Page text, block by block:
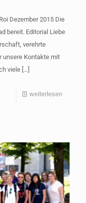
Dezember 2015 Die
bereit. Editorial Liebe
verehrte
unsere Kontakte mit
viele […]
weiterlesen-